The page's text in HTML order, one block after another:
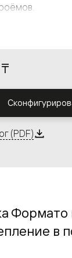
из
и
и
и
(PDF)
Формато
в